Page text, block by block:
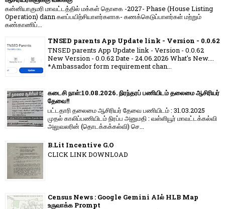
கன்னியாகுமரி மாவட்டத்தில் மக்கள் தொகை -2027- Phase (House Listing
Operation) dann களப்பயிற்சியாளர்களாக- கணக்கெடுப்பாளர்கள் மற்றும்
கண்காணிப்...
TNSED parents App Update link - Version - 0.0.62
TNSED parents App Update link - Version - 0.0.62
New Version - 0.0.62 Date - 24.06.2026 What's New....
*Ambassador form requirement chan...
கடைசி நாள்:10.08.2026. நிரந்தரப் பணியிடம் தலைமை ஆசிரியர்
தேவை!!
பட்டதாரி தலைமை ஆசிரியர் தேவை பணியிடம் : 31.03.2025
முதல் காலிப்பணியிடம் நிரப்ப அனுமதி : வள்ளியூர் மாவட்டக்கல்வி
அலுவலரின் (தொடக்கக்கல்வி) செ...
B.Lit Incentive G.O
CLICK LINK DOWNLOAD
Census News : Google Gemini AIல் HLB Map
உருவாக்க Prompt